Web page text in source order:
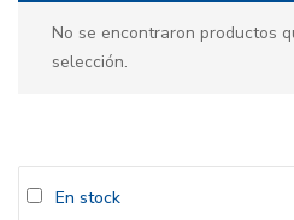
No se encontraron productos
selección.
En stock